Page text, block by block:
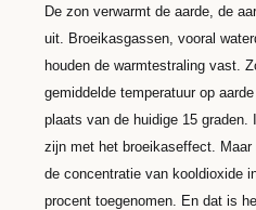
De zon verwarmt de aarde, de
uit. Broeikasgassen, vooral
houden de warmtestraling vast.
gemiddelde temperatuur op
plaats van de huidige 15 graden.
zijn met het broeikaseffect.
de concentratie van kooldioxide
procent toegenomen. En dat is